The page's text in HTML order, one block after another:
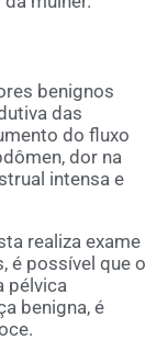
benignos
das
do fluxo
dor na
intensa e
realiza exame
é possível que o
pélvica
benigna, é